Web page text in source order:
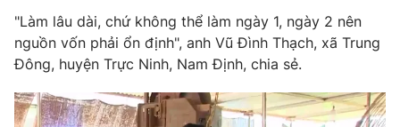
Thị trường
Lịch phát sóng
Chuyên mục khác
"Làm lâu dài, chứ không thể làm ngày 1, ngày 2 nên
nguồn vốn phải ổn định", anh Vũ Đình Thạch, xã Trung
Đông, huyện Trực Ninh, Nam Định, chia sẻ.